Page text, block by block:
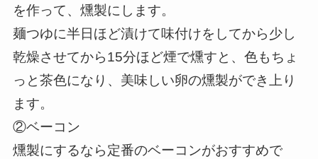
を作って、燻製にします。
麺つゆに半日ほど漬けて味付けをしてから少し
乾燥させてから15分ほど煙で燻すと、色もちょ
っと茶色になり、美味しい卵の燻製ができ上り
ます。
②ベーコン
燻製にするなら定番のベーコンがおすすめで